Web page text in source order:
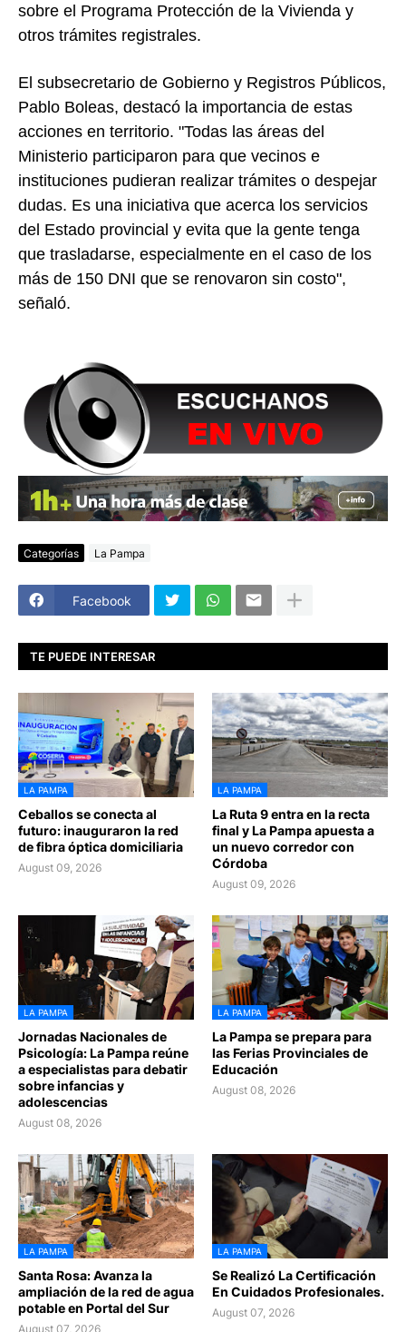
sobre el Programa Protección de la Vivienda y
otros trámites registrales.
El subsecretario de Gobierno y Registros Públicos,
Pablo Boleas, destacó la importancia de estas
acciones en territorio. "Todas las áreas del
Ministerio participaron para que vecinos e
instituciones pudieran realizar trámites o despejar
dudas. Es una iniciativa que acerca los servicios
del Estado provincial y evita que la gente tenga
que trasladarse, especialmente en el caso de los
más de 150 DNI que se renovaron sin costo",
señaló.
Categorías La Pampa
Facebook
TE PUEDE INTERESAR
LA PAMPA
Ceballos se conecta al
futuro: inauguraron la red
de fibra óptica domiciliaria
August 09, 2026
LA PAMPA
La Ruta 9 entra en la recta
final y La Pampa apuesta a
un nuevo corredor con
Córdoba
August 09, 2026
LA PAMPA
Jornadas Nacionales de
Psicología: La Pampa reúne
a especialistas para debatir
sobre infancias y
adolescencias
August 08, 2026
LA PAMPA
La Pampa se prepara para
las Ferias Provinciales de
Educación
August 08, 2026
LA PAMPA
Santa Rosa: Avanza la
ampliación de la red de agua
potable en Portal del Sur
August 07, 2026
LA PAMPA
Se Realizó La Certificación
En Cuidados Profesionales.
August 07, 2026